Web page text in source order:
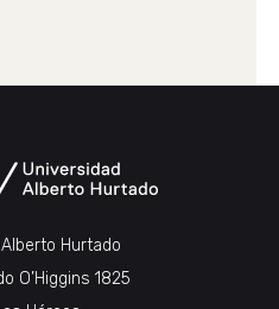
Hurtado
O’Higgins 1825